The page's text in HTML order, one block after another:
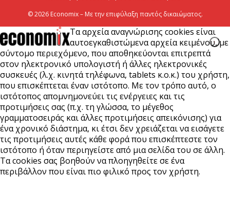
© 2026 Economix – Με την επιφύλαξη παντός δικαιώματος.
Τα αρχεία αναγνώρισης cookies είναι
αυτοεγκαθιστώμενα αρχεία κειμένου, με
σύντομο περιεχόμενο, που αποθηκεύονται επιτρεπτά
στον ηλεκτρονικό υπολογιστή ή άλλες ηλεκτρονικές
συσκευές (λ.χ. κινητά τηλέφωνα, tablets κ.ο.κ.) του χρήστη,
που επισκέπτεται έναν ιστότοπο. Με τον τρόπο αυτό, ο
ιστότοπος απομνημονεύει τις ενέργειες και τις
προτιμήσεις σας (π.χ. τη γλώσσα, το μέγεθος
γραμματοσειράς και άλλες προτιμήσεις απεικόνισης) για
ένα χρονικό διάστημα, κι έτσι δεν χρειάζεται να εισάγετε
τις προτιμήσεις αυτές κάθε φορά που επισκέπτεστε τον
ιστότοπο ή όταν περιηγείστε από μια σελίδα του σε άλλη.
Τα cookies σας βοηθούν να πλοηγηθείτε σε ένα
περιβάλλον που είναι πιο φιλικό προς τον χρήστη.